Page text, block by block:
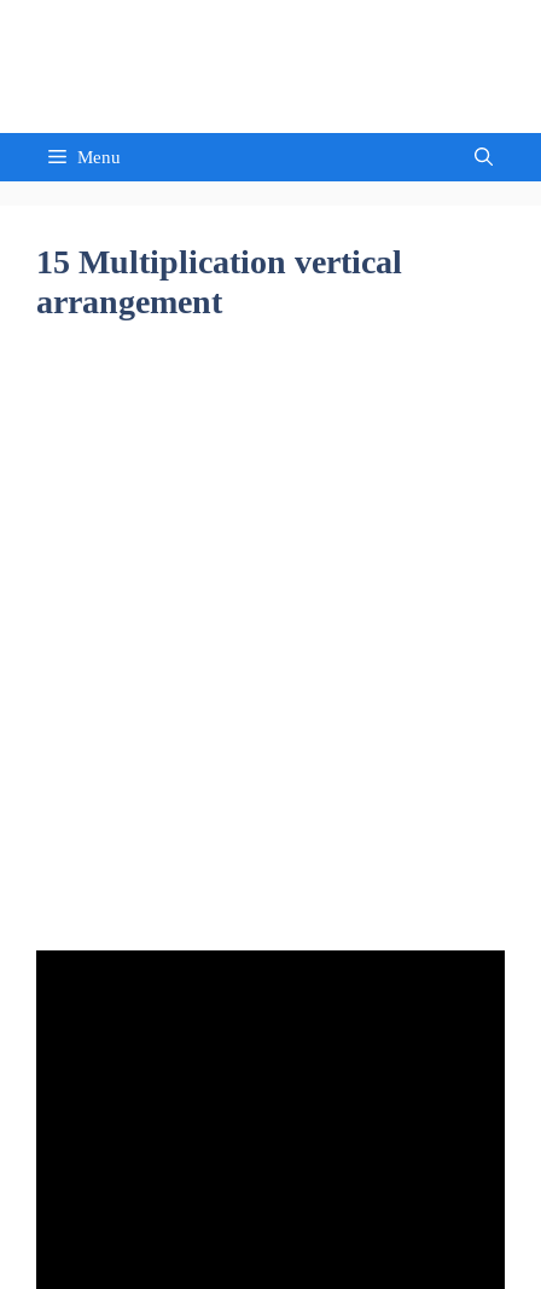
Menu
15 Multiplication vertical
arrangement